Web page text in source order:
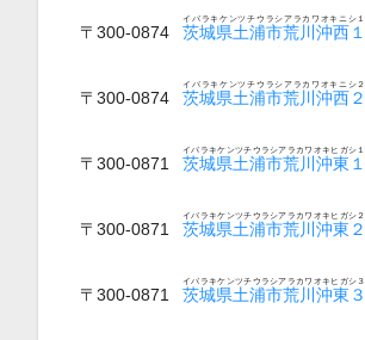
〒300-0874 茨城県土浦市荒川沖西１
イバラキケンツチウラシアラカワオキニシ１
〒300-0874 茨城県土浦市荒川沖西２
イバラキケンツチウラシアラカワオキニシ２
〒300-0871 茨城県土浦市荒川沖東１
イバラキケンツチウラシアラカワオキヒガシ１
〒300-0871 茨城県土浦市荒川沖東２
イバラキケンツチウラシアラカワオキヒガシ２
〒300-0871 茨城県土浦市荒川沖東３
イバラキケンツチウラシアラカワオキヒガシ３